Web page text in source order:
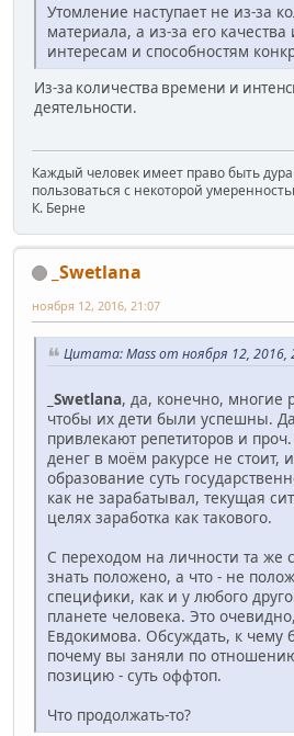
Утомление наступает не из-за
материала, а из-за его качества
интересам и способностям
Из-за количества времени и
деятельности.
Каждый человек имеет право быть
пользоваться с некоторой
К. Берне
_Swetlana
ноября 12, 2016, 21:07
Цитата: Mass от ноября 12, 2016,
_Swetlana, да, конечно, многие
чтобы их дети были успешны.
привлекают репетиторов и
денег в моём ракурсе не стоит,
образование суть
как не зарабатывал, текущая
целях заработка как такового.
С переходом на личности та же
знать положено, а что - не
специфики, как и у любого
планете человека. Это
Евдокимова. Обсуждать, к
почему вы заняли по
позицию - суть оффтоп.
Что продолжать-то?